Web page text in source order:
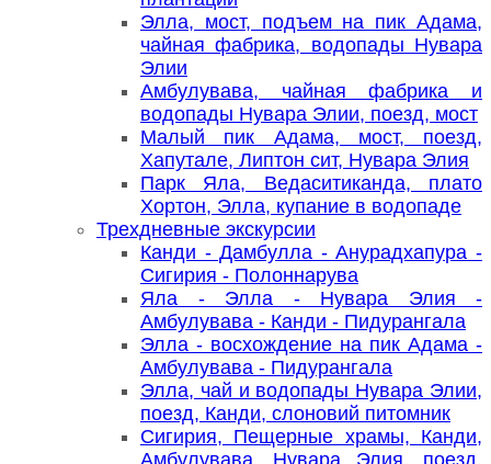
Элла, мост, подъем на пик Адама,
чайная фабрика, водопады Нувара
Элии
Амбулувава, чайная фабрика и
водопады Нувара Элии, поезд, мост
Малый пик Адама, мост, поезд,
Хапутале, Липтон сит, Нувара Элия
Парк Яла, Ведаситиканда, плато
Хортон, Элла, купание в водопаде
Трехдневные экскурсии
Канди - Дамбулла - Анурадхапура -
Сигирия - Полоннарува
Яла - Элла - Нувара Элия -
Амбулувава - Канди - Пидурангала
Элла - восхождение на пик Адама -
Амбулувава - Пидурангала
Элла, чай и водопады Нувара Элии,
поезд, Канди, слоновий питомник
Сигирия, Пещерные храмы, Канди,
Амбулувава, Нувара Элия, поезд,